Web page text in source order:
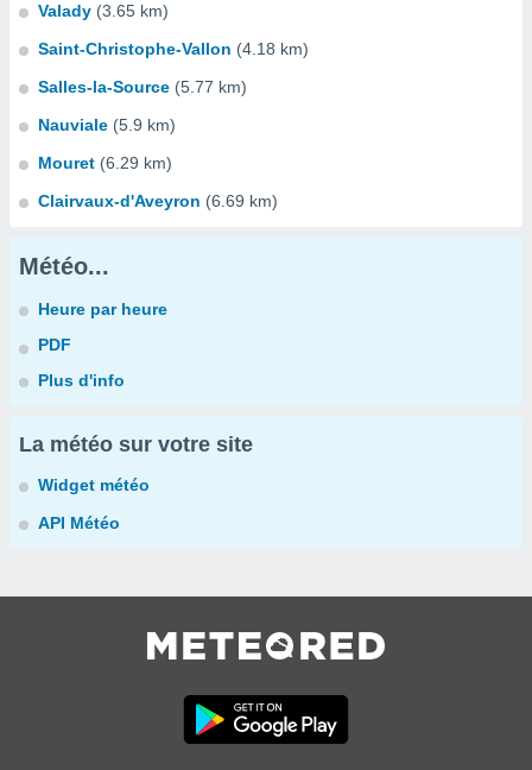
Valady (3.65 km)
Saint-Christophe-Vallon (4.18 km)
Salles-la-Source (5.77 km)
Nauviale (5.9 km)
Mouret (6.29 km)
Clairvaux-d'Aveyron (6.69 km)
Météo...
Heure par heure
PDF
Plus d'info
La météo sur votre site
Widget météo
API Météo